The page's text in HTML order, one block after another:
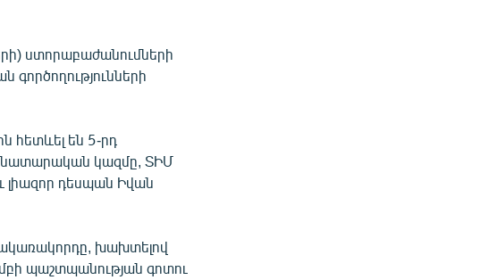
ստորաբաժանումների
գործողությունների
հետևել են 5-րդ
կազմը, ՏԻՄ
լիազոր դեսպան Իվան
խախտելով
պաշտպանության գոտու